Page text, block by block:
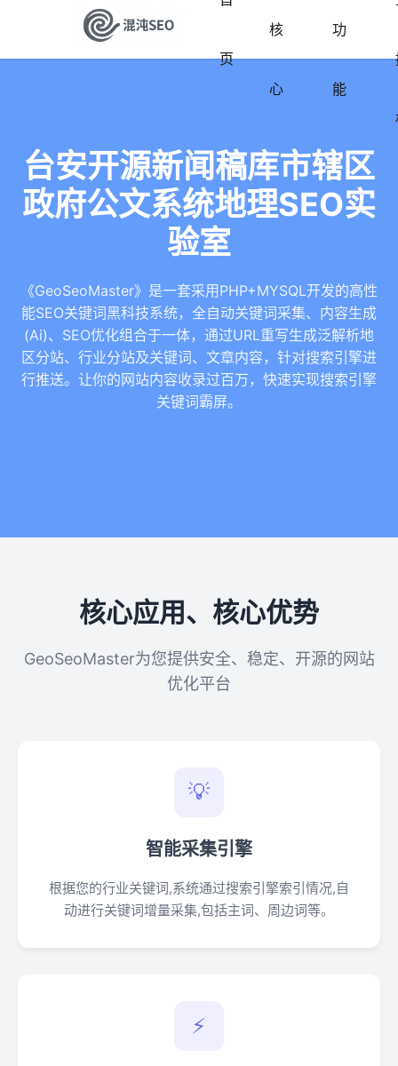
页
核
心
功
能
台安开源新闻稿库市辖区
政府公文系统地理SEO实
验室
《GeoSeoMaster》是一套采用PHP+MYSQL开发的高性
能SEO关键词黑科技系统，全自动关键词采集、内容生成
(Ai)、SEO优化组合于一体，通过URL重写生成泛解析地
区分站、行业分站及关键词、文章内容，针对搜索引擎进
行推送。让你的网站内容收录过百万，快速实现搜索引擎
关键词霸屏。
核心应用、核心优势
GeoSeoMaster为您提供安全、稳定、开源的网站
优化平台
💡
智能采集引擎
根据您的行业关键词,系统通过搜索引擎索引情况,自
动进行关键词增量采集,包括主词、周边词等。
⚡